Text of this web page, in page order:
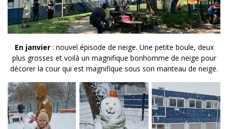
En janvier: nouvel épisode de neige. Une petite boule, deux
plus grosses et voilà un magnifique bonhomme de neige pour
décorer la cour qui est magnifique sous son manteau de neige.